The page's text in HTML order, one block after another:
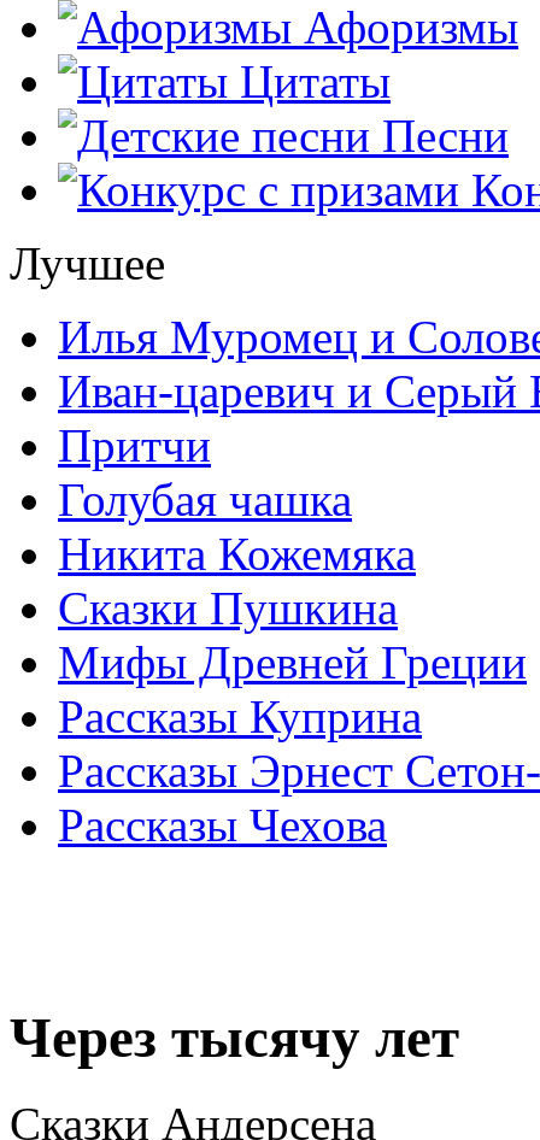
Афоризмы
Цитаты
Песни
Лучшее
Илья Муромец и
Иван-царевич и Серый
Притчи
Голубая чашка
Никита Кожемяка
Сказки Пушкина
Мифы Древней Греции
Рассказы Куприна
Рассказы Эрнест
Рассказы Чехова
Через тысячу лет
Сказки Андерсена